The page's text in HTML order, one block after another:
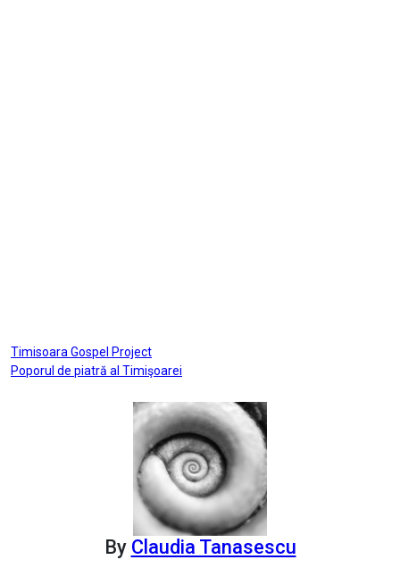
Post
navigation
Timisoara Gospel Project
Poporul de piatră al Timişoarei
By Claudia Tanasescu